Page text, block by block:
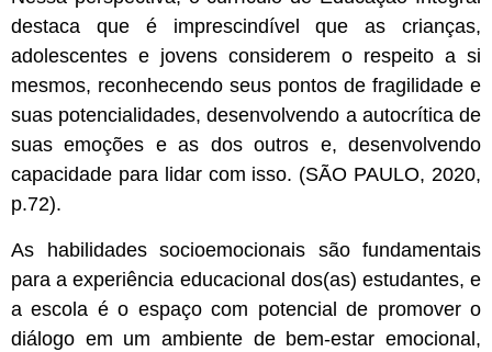
destaca que é imprescindível que as crianças,
adolescentes e jovens considerem o respeito a si
mesmos, reconhecendo seus pontos de fragilidade e
suas potencialidades, desenvolvendo a autocrítica de
suas emoções e as dos outros e, desenvolvendo
capacidade para lidar com isso. (SÃO PAULO, 2020,
p.72).
As habilidades socioemocionais são fundamentais
para a experiência educacional dos(as) estudantes, e
a escola é o espaço com potencial de promover o
diálogo em um ambiente de bem-estar emocional,